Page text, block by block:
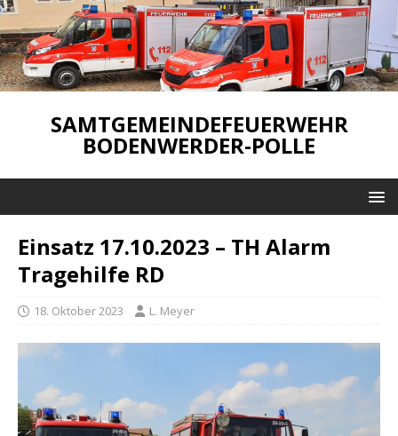
SAMTGEMEINDEFEUERWEHR
BODENWERDER-POLLE
Einsatz 17.10.2023 – TH Alarm
Tragehilfe RD
18. Oktober 2023 L. Meyer